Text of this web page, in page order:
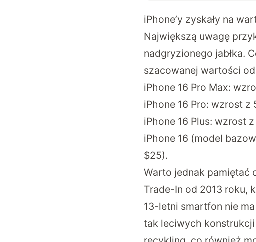
iPhone’y zyskały na
Największą uwagę
nadgryzionego jabłka.
szacowanej wartości
iPhone 16 Pro Max:
iPhone 16 Pro: wzrost
iPhone 16 Plus: wzrost
iPhone 16 (model
$25).
Warto jednak pamiętać
Trade-In od 2013 roku,
13-letni smartfon nie
tak leciwych